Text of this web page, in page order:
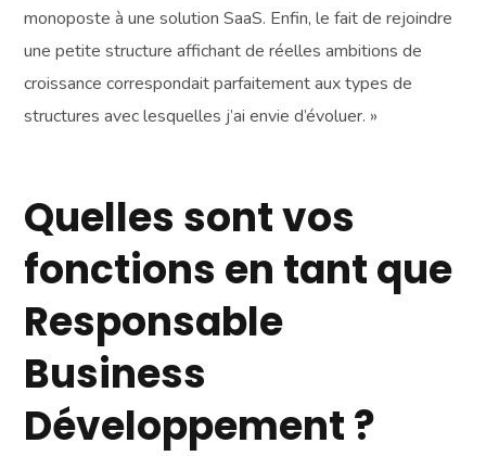
monoposte à une solution SaaS. Enfin, le fait de rejoindre
une petite structure affichant de réelles ambitions de
croissance correspondait parfaitement aux types de
structures avec lesquelles j’ai envie d’évoluer. »
Quelles sont vos
fonctions en tant que
Responsable
Business
Développement ?